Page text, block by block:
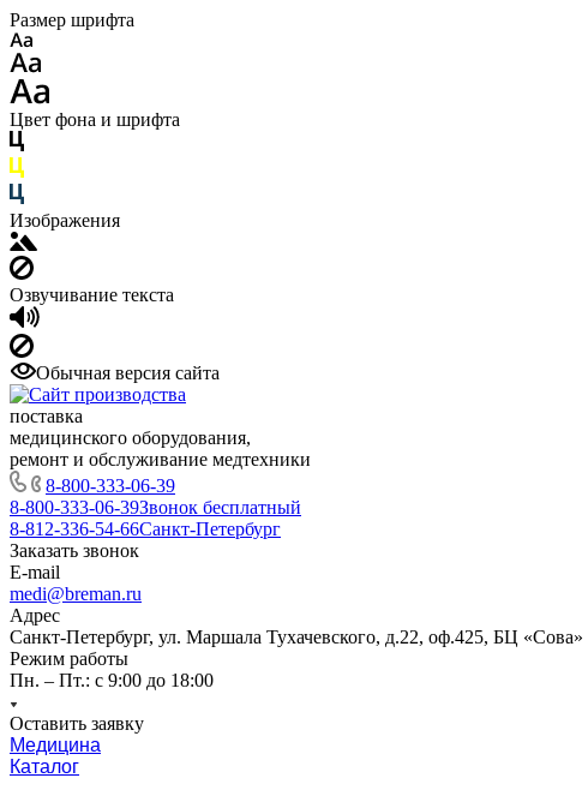
Размер шрифта
Цвет фона и шрифта
Изображения
Озвучивание текста
Обычная версия сайта
поставка
медицинского оборудования,
ремонт и обслуживание медтехники
8-800-333-06-39
8-800-333-06-39Звонок бесплатный
8-812-336-54-66Санкт-Петербург
Заказать звонок
E-mail
medi@breman.ru
Адрес
Санкт-Петербург, ул. Маршала Тухачевского, д.22, оф.425, БЦ «Сова»
Режим работы
Пн. – Пт.: с 9:00 до 18:00
Оставить заявку
Медицина
Каталог